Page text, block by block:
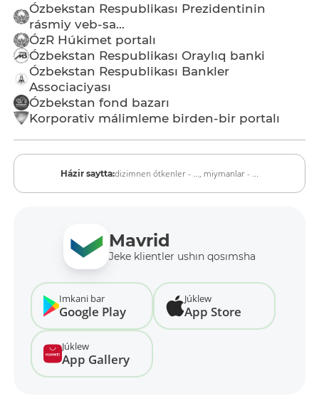
Ózbekstan Respublikası Prezidentinin
rásmiy veb-sa...
ÓzR Húkimet portalı
Ózbekstan Respublikası Oraylıq banki
Ózbekstan Respublikası Bankler
Associaciyası
Ózbekstan fond bazarı
Korporativ málimleme birden-bir portalı
Házir saytta:dizimnen ótkenler - ..., miymanlar - ...
Mavrid
Jeke klientler ushın qosımsha
Imkani bar
Google Play
Júklew
App Store
Júklew
App Gallery